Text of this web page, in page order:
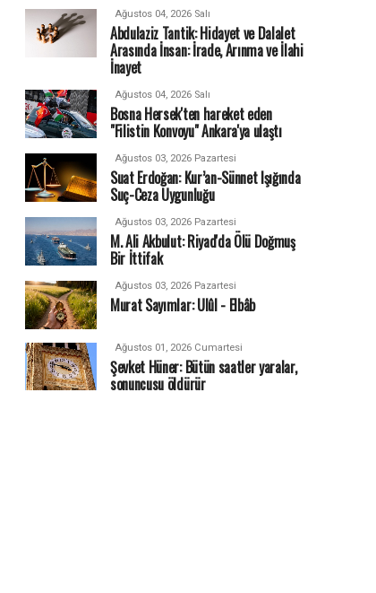
Ağustos 04, 2026 Salı
Abdulaziz Tantik: Hidayet ve Dalalet
Arasında İnsan: İrade, Arınma ve İlahi
İnayet
Ağustos 04, 2026 Salı
Bosna Hersek'ten hareket eden
"Filistin Konvoyu" Ankara'ya ulaştı
Ağustos 03, 2026 Pazartesi
Suat Erdoğan: Kur’an-Sünnet Işığında
Suç-Ceza Uygunluğu
Ağustos 03, 2026 Pazartesi
M. Ali Akbulut: Riyad'da Ölü Doğmuş
Bir İttifak
Ağustos 03, 2026 Pazartesi
Murat Sayımlar: Ulûl - Elbâb
Ağustos 01, 2026 Cumartesi
Şevket Hüner: Bütün saatler yaralar,
sonuncusu öldürür